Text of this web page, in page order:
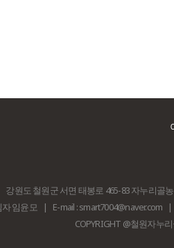
강원도 철원군 서면 태봉로 465-83 자누리골
임윤모
| E-mail : smart7004@naver.com
|
COPYRIGHT @철원자누